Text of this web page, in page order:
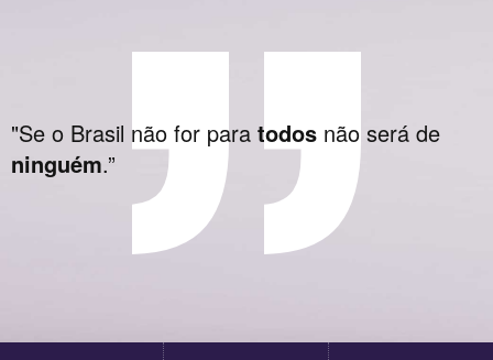
"Se o Brasil não for para todos não será de
ninguém.”